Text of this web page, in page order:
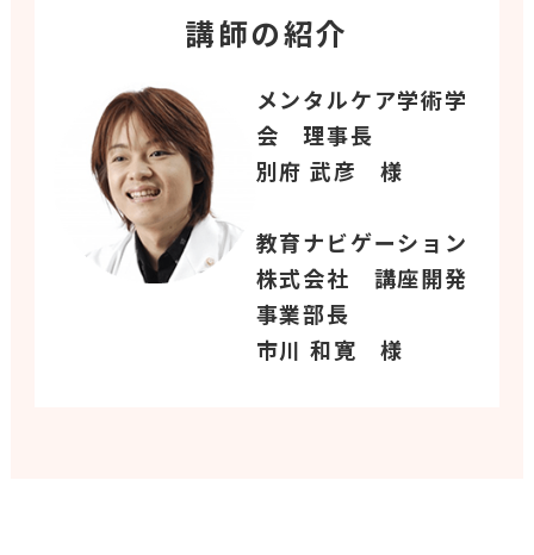
講師の紹介
メンタルケア学術学
会 理事長
別府 武彦 様
教育ナビゲーション
株式会社 講座開発
事業部長
市川 和寛 様